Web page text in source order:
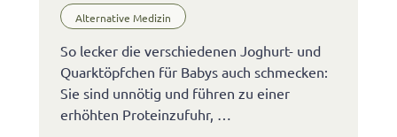
Alternative Medizin
So lecker die verschiedenen Joghurt- und
Quarktöpfchen für Babys auch schmecken:
Sie sind unnötig und führen zu einer
erhöhten Proteinzufuhr, …